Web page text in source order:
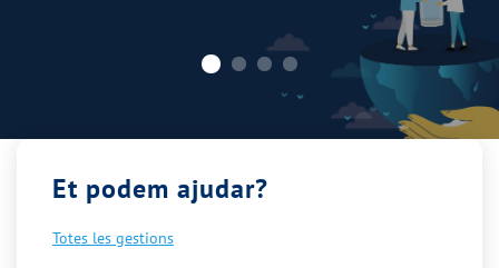
Et podem ajudar?
Totes les gestions